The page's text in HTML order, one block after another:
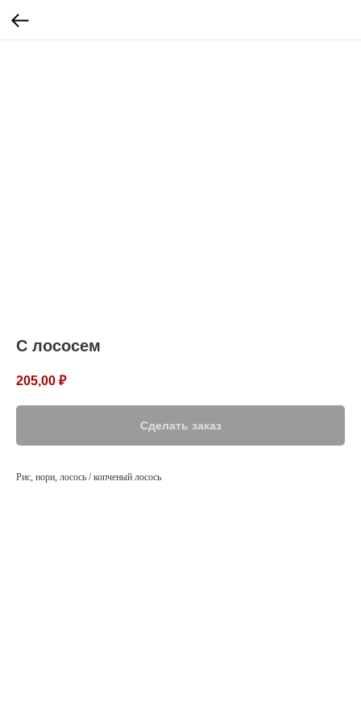
С лососем
205,00 ₽
Сделать заказ
Рис, нори, лосось / копченый лосось